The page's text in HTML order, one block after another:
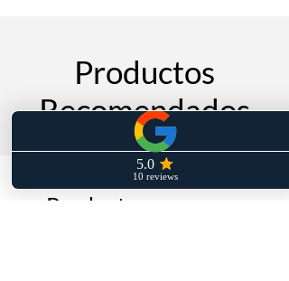
Productos
Recomendados
Productos